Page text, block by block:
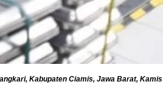
Kabupaten Ciamis, Jawa Barat, Kamis